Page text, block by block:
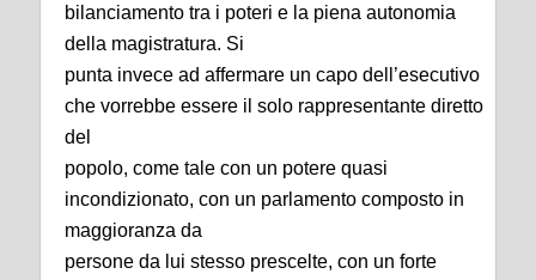
bilanciamento tra i poteri e la piena autonomia
della magistratura. Si
punta invece ad affermare un capo dell’esecutivo
che vorrebbe essere il solo rappresentante diretto
del
popolo, come tale con un potere quasi
incondizionato, con un parlamento composto in
maggioranza da
persone da lui stesso prescelte, con un forte